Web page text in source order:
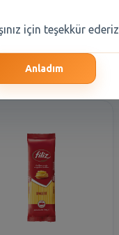
60,95 TL
için teşekkür ederiz.
Anladım